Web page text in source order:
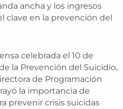
ancha y los ingresos
clave en la prevención del
celebrada el 10 de
la Prevención del Suicidio,
de Programación
la importancia de
prevenir crisis suicidas